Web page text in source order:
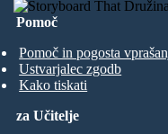
Pomoč
Pomoč in pogosta
Ustvarjalec zgodb
Kako tiskati
za Učitelje